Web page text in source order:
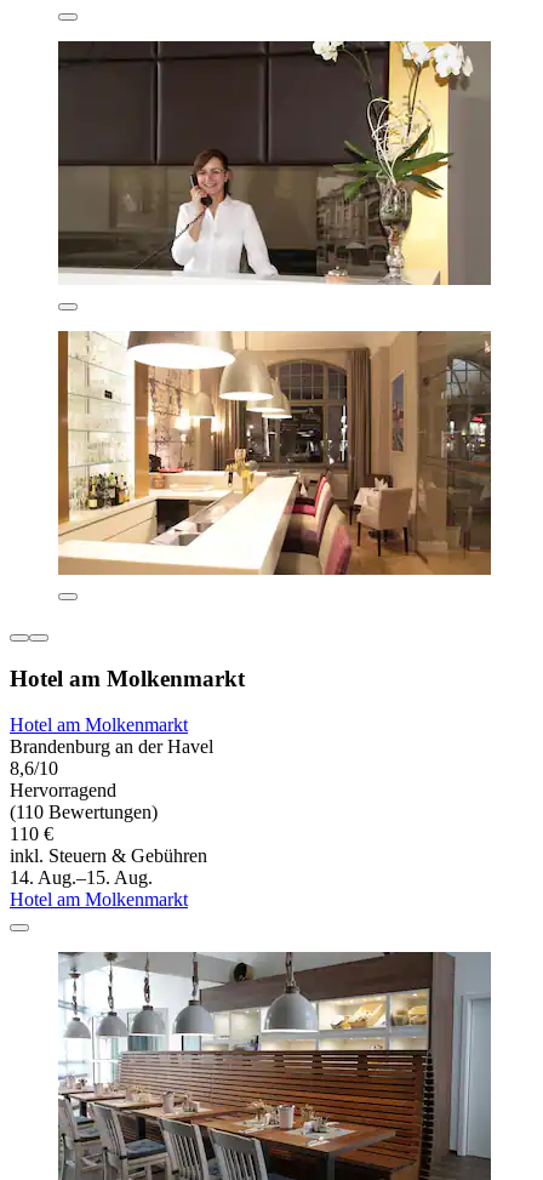
Hotel am Molkenmarkt
Hotel am Molkenmarkt
Brandenburg an der Havel
8,6/10
Hervorragend
(110 Bewertungen)
110 €
inkl. Steuern & Gebühren
14. Aug.–15. Aug.
Hotel am Molkenmarkt